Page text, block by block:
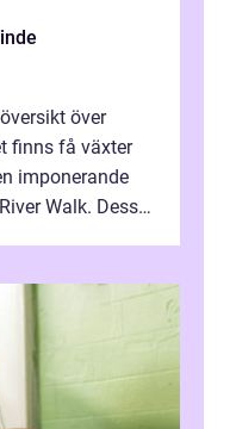
över
finns få växter
imponerande
Walk. Dess